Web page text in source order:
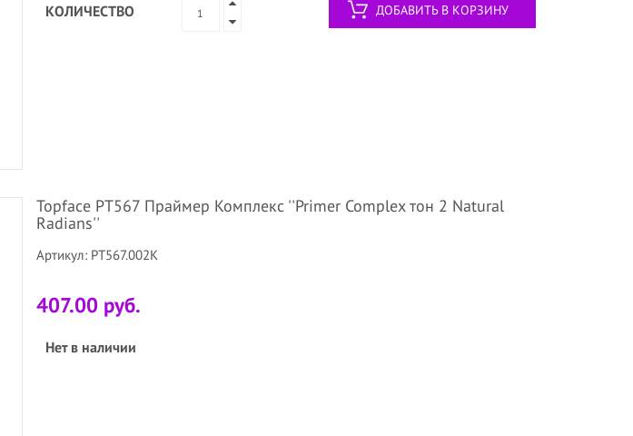
КОЛИЧЕСТВО ДОБАВИТЬ В КОРЗИНУ
Topface PT567 Праймер Комплекс ''Primer Complex тон 2 Natural
Radians''
Артикул: PT567.002K
407.00 руб.
Нет в наличии